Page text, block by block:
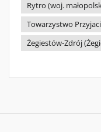
Rytro (woj.
Towarzystwo
Żegiestów-Zdrój